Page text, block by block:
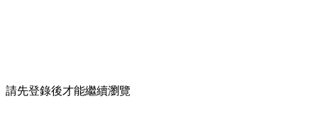
請先登錄後才能繼續瀏覽